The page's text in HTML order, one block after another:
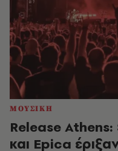
ΜΟΥΣΙΚΗ
Release
και Epica